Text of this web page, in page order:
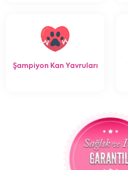
Şampiyon Kan Yavruları